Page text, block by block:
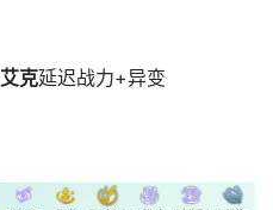
艾克延迟战力+异变